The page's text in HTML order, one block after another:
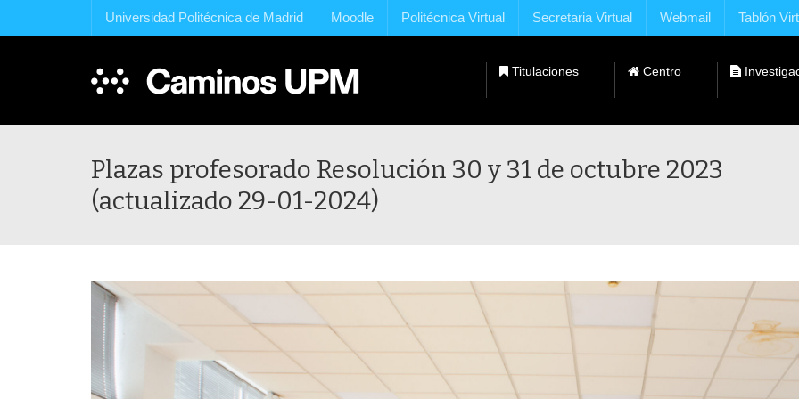
Universidad Politécnica de Madrid Moodle Politécnica Virtual Secretaria Virtual Webmail Tablón
Titulaciones Centro
Plazas profesorado Resolución 30 y 31 de octubre 2023
(actualizado 29-01-2024)